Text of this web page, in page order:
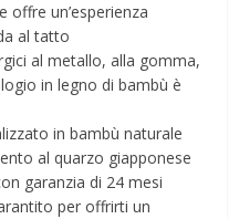
offre un’esperienza
al tatto
al metallo, alla gomma,
in legno di bambù è
in bambù naturale
al quarzo giapponese
garanzia di 24 mesi
per offrirti un